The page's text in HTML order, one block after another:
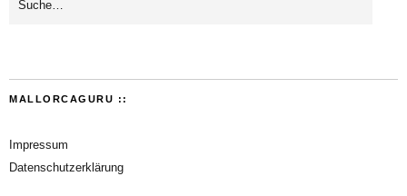
MALLORCAGURU ::
Impressum
Datenschutzerklärung